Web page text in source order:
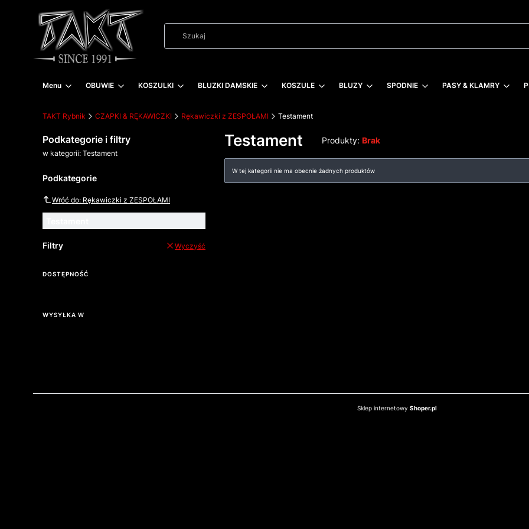
Menu OBUWIE KOSZULKI BLUZKI DAMSKIE KOSZULE BLUZY SPODNIE PASY & KLAMRY
TAKT Rybnik CZAPKI & RĘKAWICZKI Rękawiczki z ZESPOŁAMI Testament
Podkategorie i filtry
w kategorii: Testament
Podkategorie
Wróć do: Rękawiczki z ZESPOŁAMI
Filtry Wyczyść
DOSTĘPNOŚĆ
WYSYŁKA W
Testament Produkty: Brak
Lista produktów
W tej kategorii nie ma obecnie żadnych produktów
Sklep internetowy Shoper.pl